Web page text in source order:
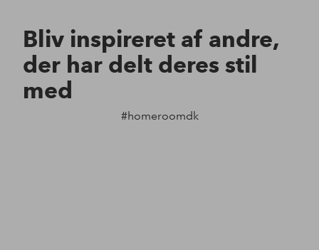
Bliv inspireret af andre,
der har delt deres stil
med
#homeroomdk